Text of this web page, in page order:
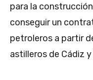
para la
conseguir un
petroleros a partir
astilleros de Cádiz y